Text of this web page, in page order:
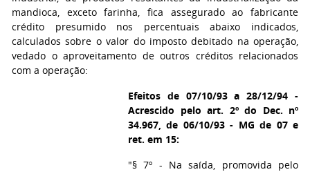
mandioca, exceto farinha, fica assegurado ao fabricante
crédito presumido nos percentuais abaixo indicados,
calculados sobre o valor do imposto debitado na operação,
vedado o aproveitamento de outros créditos relacionados
com a operação:
Efeitos de 07/10/93 a 28/12/94 -
Acrescido pelo art. 2º do Dec. nº
34.967, de 06/10/93 - MG de 07 e
ret. em 15:
"§ 7º - Na saída, promovida pelo